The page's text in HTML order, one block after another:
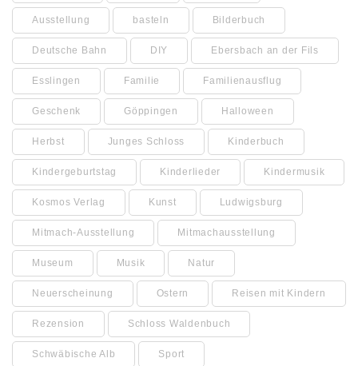
Ausstellung basteln Bilderbuch
Deutsche Bahn DIY Ebersbach an der Fils
Esslingen Familie Familienausflug
Geschenk Göppingen Halloween
Herbst Junges Schloss Kinderbuch
Kindergeburtstag Kinderlieder Kindermusik
Kosmos Verlag Kunst Ludwigsburg
Mitmach-Ausstellung Mitmachausstellung
Museum Musik Natur
Neuerscheinung Ostern Reisen mit Kindern
Rezension Schloss Waldenbuch
Schwäbische Alb Sport